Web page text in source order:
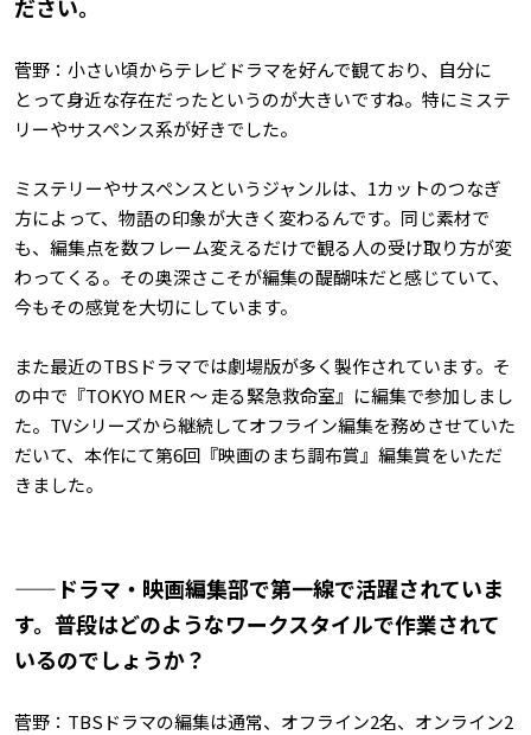
ださい。
菅野：小さい頃からテレビドラマを好んで観ており、自分に
とって身近な存在だったというのが大きいですね。特にミステ
リーやサスペンス系が好きでした。
ミステリーやサスペンスというジャンルは、1カットのつなぎ
方によって、物語の印象が大きく変わるんです。同じ素材で
も、編集点を数フレーム変えるだけで観る人の受け取り方が変
わってくる。その奥深さこそが編集の醍醐味だと感じていて、
今もその感覚を大切にしています。
また最近のTBSドラマでは劇場版が多く製作されています。そ
の中で『TOKYO MER ～ 走る緊急救命室』に編集で参加しまし
た。TVシリーズから継続してオフライン編集を務めさせていた
だいて、本作にて第6回『映画のまち調布賞』編集賞をいただ
きました。
——ドラマ・映画編集部で第一線で活躍されていま
す。普段はどのようなワークスタイルで作業されて
いるのでしょうか？
菅野：TBSドラマの編集は通常、オフライン2名、オンライン2